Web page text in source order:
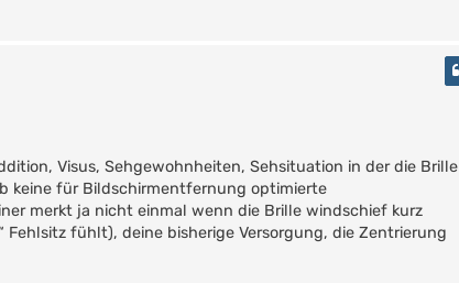
Visus, Sehgewohnheiten, Sehsituation in der die Brille
keine für Bildschirmentfernung optimierte
merkt ja nicht einmal wenn die Brille windschief kurz
fühlt), deine bisherige Versorgung, die Zentrierung